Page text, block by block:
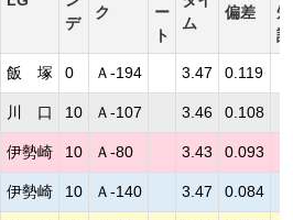
デ
ク
ー
ト
ム
偏差
短
評
飯 塚 0 Ａ-194 3.47 0.119
川 口 10 Ａ-107 3.46 0.108
伊勢崎 10 Ａ-80 3.43 0.093
伊勢崎 10 Ａ-140 3.47 0.084